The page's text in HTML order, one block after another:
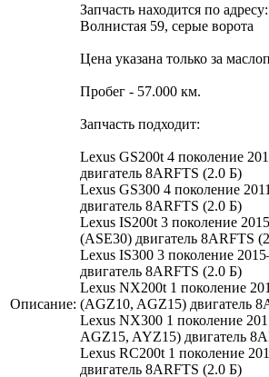
Описание:
Запчасть находится по
Волнистая 59, серые ворота
Цена указана только за
Пробег - 57.000 км.
Запчасть подходит:
Lexus GS200t 4 поколение
двигатель 8ARFTS (2.0 Б)
Lexus GS300 4 поколение
двигатель 8ARFTS (2.0 Б)
Lexus IS200t 3 поколение
(ASE30) двигатель 8ARFTS
Lexus IS300 3 поколение
двигатель 8ARFTS (2.0 Б)
Lexus NX200t 1 поколение
(AGZ10, AGZ15) двигатель
Lexus NX300 1 поколение
AGZ15, AYZ15) двигатель
Lexus RC200t 1 поколение
двигатель 8ARFTS (2.0 Б)